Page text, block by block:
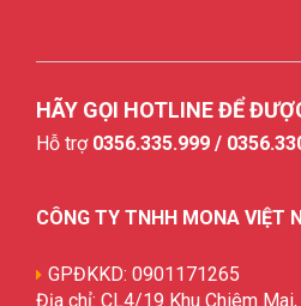
HÃY GỌI HOTLINE ĐỂ
Hỗ trợ 0356.335.999 /
CÔNG TY TNHH MONA VIỆT
GPĐKKD: 0901171265
Địa chỉ: CL4/19 Khu Chiêm Mai,